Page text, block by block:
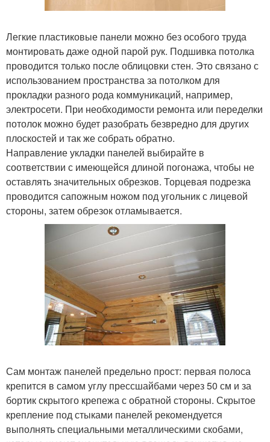
Легкие пластиковые панели можно без особого труда
монтировать даже одной парой рук. Подшивка потолка
проводится только после облицовки стен. Это связано с
использованием пространства за потолком для
прокладки разного рода коммуникаций, например,
электросети. При необходимости ремонта или переделки
потолок можно будет разобрать безвредно для других
плоскостей и так же собрать обратно.
Направление укладки панелей выбирайте в
соответствии с имеющейся длиной погонажа, чтобы не
оставлять значительных обрезков. Торцевая подрезка
проводится сапожным ножом под угольник с лицевой
стороны, затем обрезок отламывается.
Сам монтаж панелей предельно прост: первая полоса
крепится в самом углу прессшайбами через 50 см и за
бортик скрытого крепежа с обратной стороны. Скрытое
крепление под стыками панелей рекомендуется
выполнять специальными металлическими скобами,